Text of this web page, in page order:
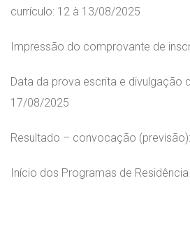
currículo: 12 à 13/08/2025
Impressão do comprovante de
Data da prova escrita e divulgação
17/08/2025
Resultado – convocação
Início dos Programas de